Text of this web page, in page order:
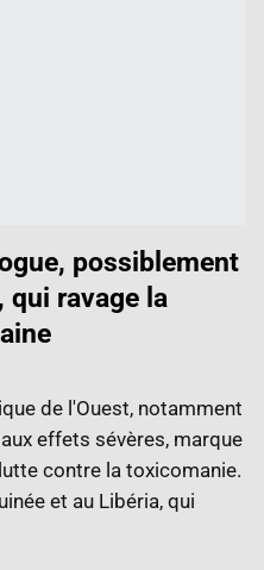
possiblement
qui ravage la
de l'Ouest, notamment
effets sévères, marque
contre la toxicomanie.
et au Libéria, qui